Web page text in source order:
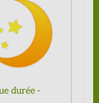
durée -